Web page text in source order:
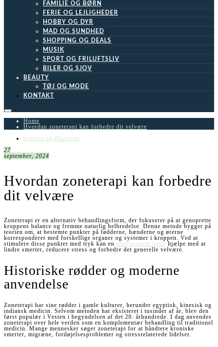
FAMILIE OG BØRN
FERIE OG LEJLIGHEDER
HOBBY OG DYR
MAD OG SUNDHED
SHOPPING OG DEALS
MUSIK
SPORT OG FRILUFTSLIV
BILER OG SJOV
BEAUTY
TØJ OG MODE
KONTAKT
Home
Hvordan zoneterapi kan forbedre dit velvære
Service og Økonomi
27
september, 2024
Hvordan zoneterapi kan forbedre
dit velvære
Zoneterapi er en alternativ behandlingsform, der fokuserer på at genoprette
kroppens balance og fremme naturlig helbredelse. Denne metode bygger på
teorien om, at bestemte punkter på fødderne, hænderne og ørerne
korresponderer med forskellige organer og systemer i kroppen. Ved at
stimulere disse punkter med tryk kan en zoneterapeut vejle hjælpe med at
lindre smerter, reducere stress og forbedre det generelle velvære.
Historiske rødder og moderne
anvendelse
Zoneterapi har sine rødder i gamle kulturer, herunder egyptisk, kinesisk og
indiansk medicin. Selvom metoden har eksisteret i tusinder af år, blev den
først populær i Vesten i begyndelsen af det 20. århundrede. I dag anvendes
zoneterapi over hele verden som en komplementær behandling til traditionel
medicin. Mange mennesker søger zoneterapi for at håndtere kroniske
smerter, migræne, fordøjelsesproblemer og stressrelaterede lidelser.